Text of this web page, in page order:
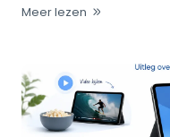
Meer lezen